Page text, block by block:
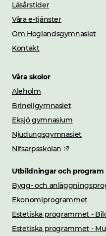
Läsårstider
Våra e-tjänster
Om Höglandsgymnasiet
Kontakt
Våra skolor
Aleholm
Brinellgymnasiet
Eksjö gymnasium
Njudungsgymnasiet
Nifsarpsskolan
Länk till
Utbildningar och program
Bygg- och
Ekonomiprogrammet
Estetiska programmet -
Estetiska programmet -